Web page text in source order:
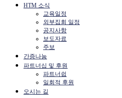
HTM 소식
교육일정
외부집회 일정
공지사항
보도자료
주보
간증나눔
파트너십 및 후원
파트너쉽
일회적 후원
오시는 길